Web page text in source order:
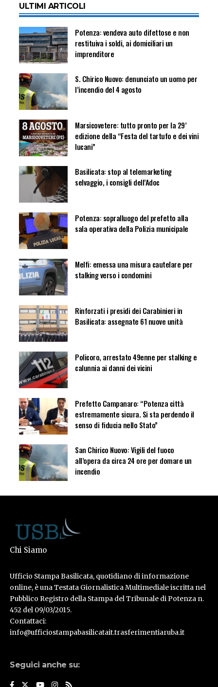
ULTIMI ARTICOLI
Potenza: vendeva auto difettose e non
restituiva i soldi, ai domiciliari un
imprenditore
S. Chirico Nuovo: denunciato un uomo per
l’incendio del 4 agosto
Marsicovetere: tutto pronto per la 29’
edizione della “Festa del tartufo e dei vini
lucani”
Basilicata: stop al telemarketing
selvaggio, i consigli dell’Adoc
Potenza: sopralluogo del prefetto alla
sala operativa della Polizia municipale
Melfi: emessa una misura cautelare per
stalking verso i condomini
Rinforzati i presidi dei Carabinieri in
Basilicata: assegnate 61 nuove unità
Policoro, arrestato 49enne per stalking e
calunnia ai danni dei vicini
Prefetto Campanaro: “Potenza città
estremamente sicura. Si sta perdendo il
senso di fiducia nello Stato”
San Chirico Nuovo: Vigili del fuoco
all’opera da circa 24 ore per domare un
incendio
Chi Siamo
Ufficio Stampa Basilicata, quotidiano di informazione
online, è una Testata Giornalistica Multimediale iscritta nel
Pubblico Registro della Stampa del Tribunale di Potenza n.
452 del 09/03/2015.
Contattaci:
info@ufficiostampabasilicatait.trasferimentiaruba.it
Seguici anche su: